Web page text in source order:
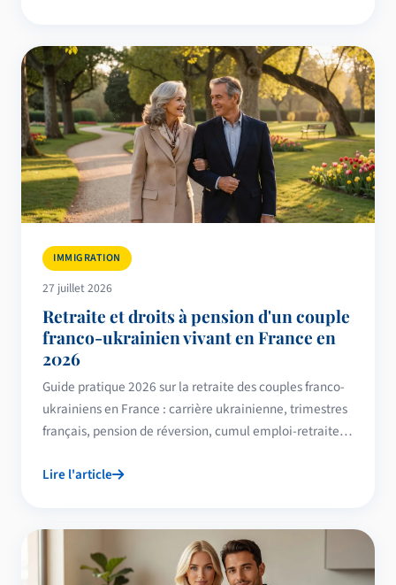
IMMIGRATION
27 juillet 2026
Retraite et droits à pension d'un couple
franco-ukrainien vivant en France en
2026
Guide pratique 2026 sur la retraite des couples franco-
ukrainiens en France : carrière ukrainienne, trimestres
français, pension de réversion, cumul emploi-retraite,
Lire l'article